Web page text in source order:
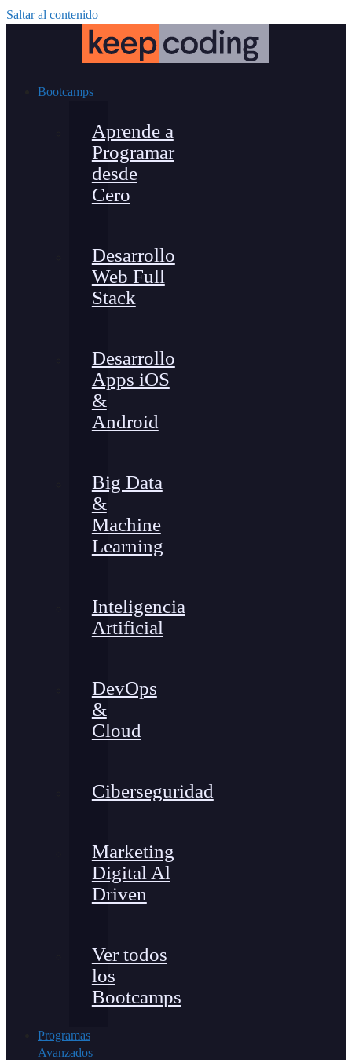
Saltar al contenido
Bootcamps
Aprende a
Programar
desde
Cero
Desarrollo
Web Full
Stack
Desarrollo
Apps iOS
&
Android
Big Data
&
Machine
Learning
Inteligencia
Artificial
DevOps
&
Cloud
Ciberseguridad
Marketing
Digital Al
Driven
Ver todos
los
Bootcamps
Programas
Avanzados